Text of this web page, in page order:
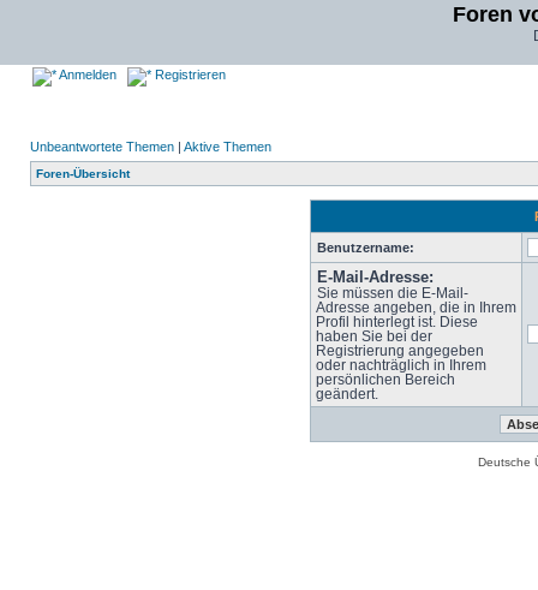
Foren
Anmelden Registrieren
Unbeantwortete Themen | Aktive Themen
Foren-Übersicht
Benutzername:
E-Mail-Adresse:
Sie müssen die E-Mail-
Adresse angeben, die in Ihrem
Profil hinterlegt ist. Diese
haben Sie bei der
Registrierung angegeben
oder nachträglich in Ihrem
persönlichen Bereich
geändert.
Deutsche